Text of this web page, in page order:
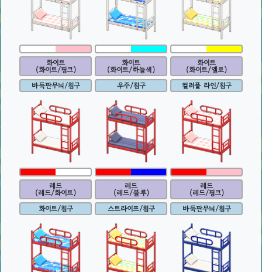
화이트
(화이트/핑크)
바둑판무늬/침구
화이트
(화이트/하늘색)
우주/침구
화이트
(화이트/옐로)
컬러풀 라인/침구
레드
(레드/화이트)
화이트/침구
레드
(레드/블루)
스트라이프/침구
레드
(레드/핑크)
바둑판무늬/침구